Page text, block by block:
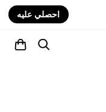
احصلي عليه